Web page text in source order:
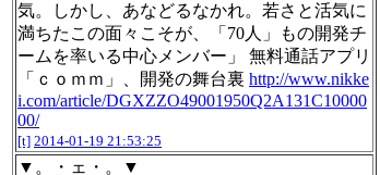
気。しかし、あなどるなかれ。若さと活気に
満ちたこの面々こそが、「70人」もの開発チ
ームを率いる中心メンバー」 無料通話アプリ
「ｃｏｍｍ」、開発の舞台裏 http://www.nikke
i.com/article/DGXZZO49001950Q2A131C10000
00/
[t] 2014-01-19 21:53:25
▼。・ェ・。▼